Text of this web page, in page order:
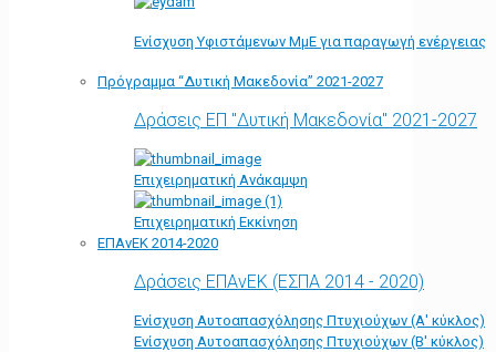
Ενίσχυση Υφιστάμενων ΜμΕ για παραγωγή ενέργειας
Πρόγραμμα “Δυτική Μακεδονία” 2021-2027
Δράσεις ΕΠ "Δυτική Μακεδονία" 2021-2027
Επιχειρηματική Ανάκαμψη
Επιχειρηματική Εκκίνηση
ΕΠΑνΕΚ 2014-2020
Δράσεις ΕΠΑνΕΚ (ΕΣΠΑ 2014 - 2020)
Ενίσχυση Αυτοαπασχόλησης Πτυχιούχων (Α' κύκλος)
Ενίσχυση Αυτοαπασχόλησης Πτυχιούχων (Β' κύκλος)